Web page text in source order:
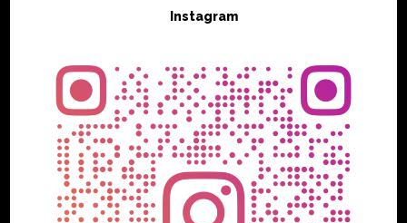
Instagram